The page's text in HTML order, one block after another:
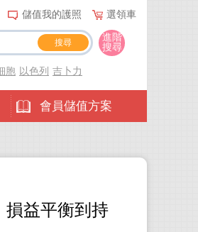
儲值我的護照 選領車
會員儲值方案
進階
搜尋
胞 以色列 吉卜力
損益平衡到持